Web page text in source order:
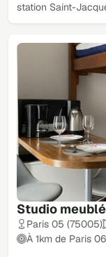
station Saint-
Studio
Paris 05 (75005)
À 1km de Paris 06